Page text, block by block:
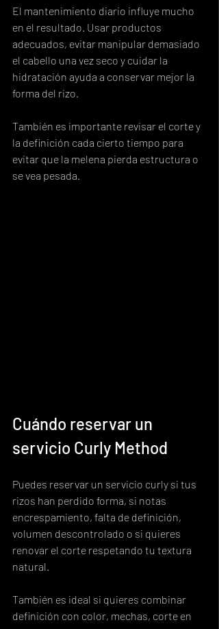
El mantenimiento diario influye mucho
en el resultado. Usar productos
adecuados, evitar manipular demasiado
el cabello una vez seco y cuidar la
hidratación ayuda a conservar mejor la
forma del rizo.
También es importante revisar el corte y
la definición cada cierto tiempo para
evitar que la melena pierda estructura o
se vea pesada.
Cuándo reservar un
servicio Curly Method
Puedes reservar un servicio curly si tus
rizos han perdido forma, si notas
encrespamiento, falta de definición,
volumen descontrolado o si quieres
renovar el corte respetando tu textura
natural.
También es ideal si quieres combinar
definición con color, mechas, corte en